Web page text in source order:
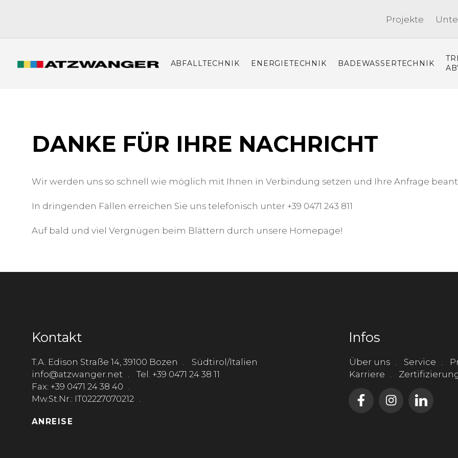
Projekte
ABFALLTECHNIK ENERGIETECHNIK BADEWASSERTECHNIK
DANKE FÜR IHRE NACHRICHT
Wir werden uns so schnell wie möglich mit Ihnen in Verbindung setzen und Ihre Anfrage
In dringenden Fällen erreichen Sie uns telefonisch unter +39 0471 243 811
Auf bald und viel Vergnügen beim Blättern durch unsere Homepage!
Kontakt
T.A. Edison Straße 14, 39100 Bozen
Südtirol/Italien
info@atzwanger.net
Tel. +39 0471 24 38 11
Fax: +39 0471 24 38 40
Mw.St.Nr.: IT02227070212
ANREISE
Infos
Über uns Service
Karriere